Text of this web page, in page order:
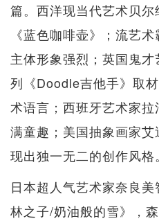
篇。西洋现当代艺术贝
《蓝色咖啡壶》；流艺
主体形象强烈；英国鬼
列《Doodle吉他手》取
术语言；西班牙艺术家
满童趣；美国抽象画家艾
现出独一无二的创作风格。
日本超人气艺术家奈良
林之子/奶油般的雪》，